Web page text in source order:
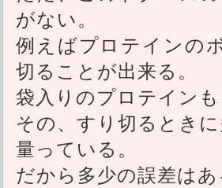
がない。
例えばプロテインの
切ることが出来る。
袋入りのプロテイン
その、すり切るとき
量っている。
だから多少の誤差は